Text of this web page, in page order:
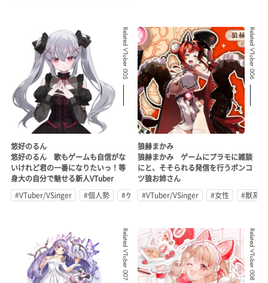
Related VTuber 005
悠好のるん
悠好のるん 歌もゲームも自信がな
いけれど君の一番になりたいっ！等
身大の自分で魅せる新人VTuber
#VTuber/VSinger
#個人勢 #ゲーム実況
Related VTuber 006
狼赫まかみ
狼赫まかみ ゲームにプラモに雑談
にと、そそられる発信を行うポンコ
ツ狼お姉さん
#VTuber/VSinger
#女性 #獣系
Related VTuber 007 Related VTuber 008